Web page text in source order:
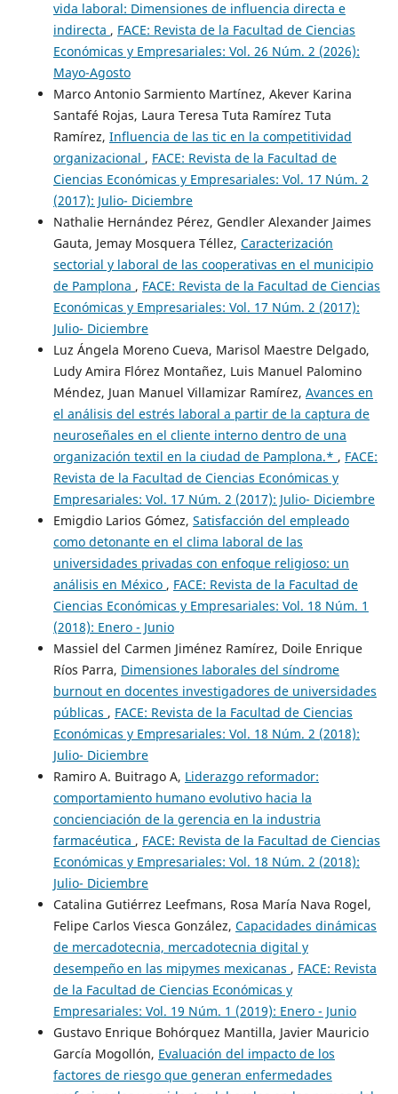
vida laboral: Dimensiones de influencia directa e
indirecta , FACE: Revista de la Facultad de Ciencias
Económicas y Empresariales: Vol. 26 Núm. 2 (2026):
Mayo-Agosto
Marco Antonio Sarmiento Martínez, Akever Karina
Santafé Rojas, Laura Teresa Tuta Ramírez Tuta
Ramírez, Influencia de las tic en la competitividad
organizacional , FACE: Revista de la Facultad de
Ciencias Económicas y Empresariales: Vol. 17 Núm. 2
(2017): Julio- Diciembre
Nathalie Hernández Pérez, Gendler Alexander Jaimes
Gauta, Jemay Mosquera Téllez, Caracterización
sectorial y laboral de las cooperativas en el municipio
de Pamplona , FACE: Revista de la Facultad de Ciencias
Económicas y Empresariales: Vol. 17 Núm. 2 (2017):
Julio- Diciembre
Luz Ángela Moreno Cueva, Marisol Maestre Delgado,
Ludy Amira Flórez Montañez, Luis Manuel Palomino
Méndez, Juan Manuel Villamizar Ramírez, Avances en
el análisis del estrés laboral a partir de la captura de
neuroseñales en el cliente interno dentro de una
organización textil en la ciudad de Pamplona.* , FACE:
Revista de la Facultad de Ciencias Económicas y
Empresariales: Vol. 17 Núm. 2 (2017): Julio- Diciembre
Emigdio Larios Gómez, Satisfacción del empleado
como detonante en el clima laboral de las
universidades privadas con enfoque religioso: un
análisis en México , FACE: Revista de la Facultad de
Ciencias Económicas y Empresariales: Vol. 18 Núm. 1
(2018): Enero - Junio
Massiel del Carmen Jiménez Ramírez, Doile Enrique
Ríos Parra, Dimensiones laborales del síndrome
burnout en docentes investigadores de universidades
públicas , FACE: Revista de la Facultad de Ciencias
Económicas y Empresariales: Vol. 18 Núm. 2 (2018):
Julio- Diciembre
Ramiro A. Buitrago A, Liderazgo reformador:
comportamiento humano evolutivo hacia la
concienciación de la gerencia en la industria
farmacéutica , FACE: Revista de la Facultad de Ciencias
Económicas y Empresariales: Vol. 18 Núm. 2 (2018):
Julio- Diciembre
Catalina Gutiérrez Leefmans, Rosa María Nava Rogel,
Felipe Carlos Viesca González, Capacidades dinámicas
de mercadotecnia, mercadotecnia digital y
desempeño en las mipymes mexicanas , FACE: Revista
de la Facultad de Ciencias Económicas y
Empresariales: Vol. 19 Núm. 1 (2019): Enero - Junio
Gustavo Enrique Bohórquez Mantilla, Javier Mauricio
García Mogollón, Evaluación del impacto de los
factores de riesgo que generan enfermedades